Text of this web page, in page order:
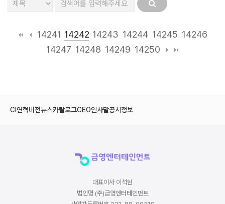
14241 14242 14243 14244 14245 14246
14247 14248 14249 14250
CI 연혁비전뉴스카탈로그CEO인사말공시정보
대표이사 이석현
법인명 (주)금영엔터테인먼트